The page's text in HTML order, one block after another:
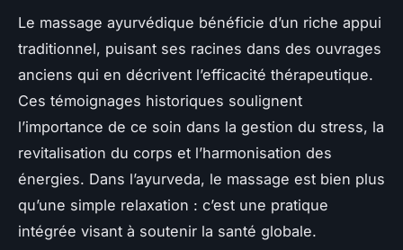
Le massage ayurvédique bénéficie d’un riche appui
traditionnel, puisant ses racines dans des ouvrages
anciens qui en décrivent l’efficacité thérapeutique.
Ces témoignages historiques soulignent
l’importance de ce soin dans la gestion du stress, la
revitalisation du corps et l’harmonisation des
énergies. Dans l’ayurveda, le massage est bien plus
qu’une simple relaxation : c’est une pratique
intégrée visant à soutenir la santé globale.